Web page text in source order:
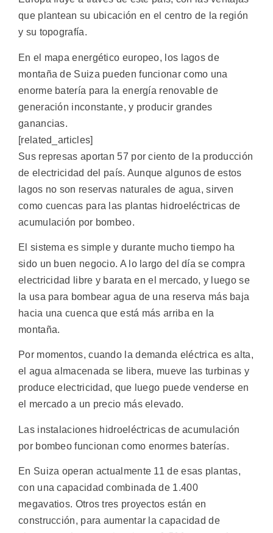
que plantean su ubicación en el centro de la región
y su topografía.
En el mapa energético europeo, los lagos de
montaña de Suiza pueden funcionar como una
enorme batería para la energía renovable de
generación inconstante, y producir grandes
ganancias.
[related_articles]
Sus represas aportan 57 por ciento de la producción
de electricidad del país. Aunque algunos de estos
lagos no son reservas naturales de agua, sirven
como cuencas para las plantas hidroeléctricas de
acumulación por bombeo.
El sistema es simple y durante mucho tiempo ha
sido un buen negocio. A lo largo del día se compra
electricidad libre y barata en el mercado, y luego se
la usa para bombear agua de una reserva más baja
hacia una cuenca que está más arriba en la
montaña.
Por momentos, cuando la demanda eléctrica es alta,
el agua almacenada se libera, mueve las turbinas y
produce electricidad, que luego puede venderse en
el mercado a un precio más elevado.
Las instalaciones hidroeléctricas de acumulación
por bombeo funcionan como enormes baterías.
En Suiza operan actualmente 11 de esas plantas,
con una capacidad combinada de 1.400
megavatios. Otros tres proyectos están en
construcción, para aumentar la capacidad de